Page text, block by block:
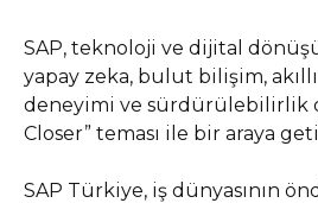
SAP, teknoloji ve dijital
yapay zeka, bulut bilişim,
deneyimi ve sürdürülebilirlik
Closer” teması ile bir araya
SAP Türkiye, iş dünyasının